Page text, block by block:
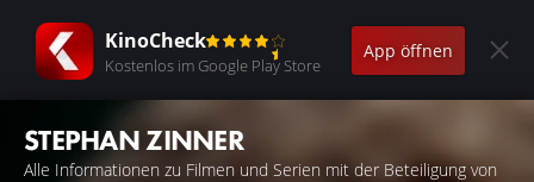
KinoCheck
Kostenlos im Google Play Store
App öffnen
STEPHAN ZINNER
Alle Informationen zu Filmen und Serien mit der Beteiligung von